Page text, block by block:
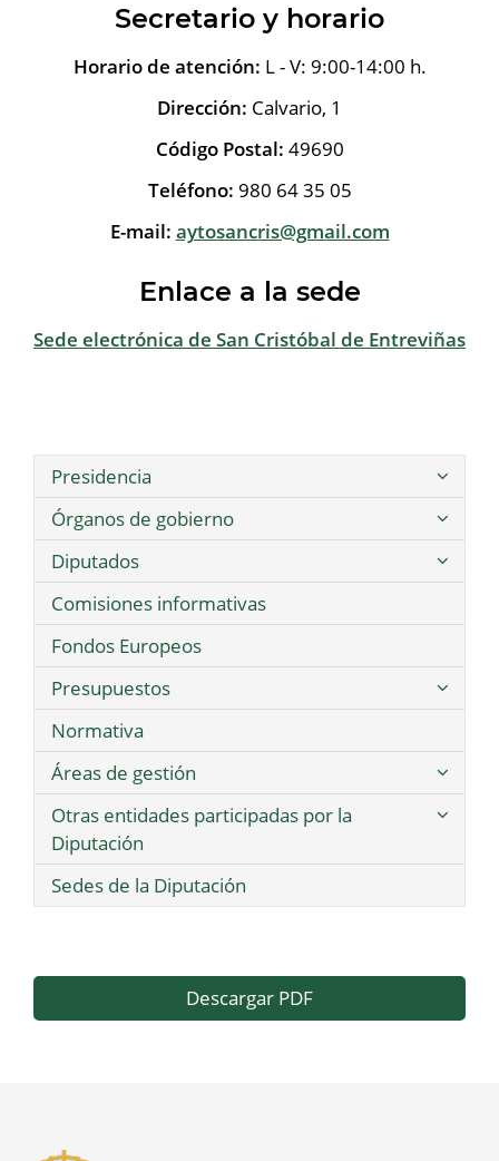
Secretario y horario
Horario de atención: L - V: 9:00-14:00 h.
Dirección: Calvario, 1
Código Postal: 49690
Teléfono: 980 64 35 05
E-mail: aytosancris@gmail.com
Enlace a la sede
Sede electrónica de San Cristóbal de Entreviñas
Presidencia
Órganos de gobierno
Diputados
Comisiones informativas
Fondos Europeos
Presupuestos
Normativa
Áreas de gestión
Otras entidades participadas por la
Diputación
Sedes de la Diputación
Descargar PDF